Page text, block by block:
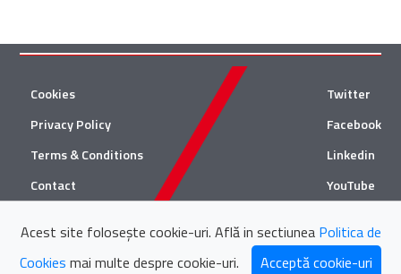
Cookies
Privacy Policy
Terms & Conditions
Contact
Twitter
Facebook
Linkedin
YouTube
© 2026 Țuca Zbârcea & Asociații
Acest site folosește cookie-uri. Află in sectiunea Politica de
Cookies mai multe despre cookie-uri. Acceptă cookie-uri